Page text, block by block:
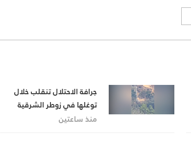
جرافة الاحتلال تنقلب خلال
توغلها في زوطر الشرقية
وقواته تستنفر
منذ ساعتين